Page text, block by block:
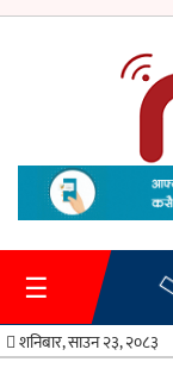
गृहपृष्ठ
समाचार
प्रशासन
☰
शनिबार, साउन २३, २०८३